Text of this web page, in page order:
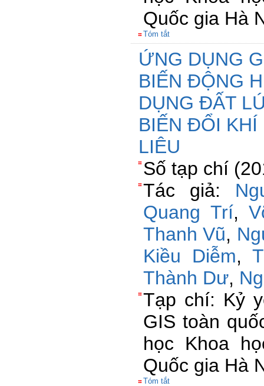
Quốc gia Hà
Tóm tắt
ỨNG DỤNG
BIẾN ĐỘNG
DỤNG ĐẤT
BIẾN ĐỔI KHÍ
LIÊU
Số tạp chí
Tác giả:
Quang Trí,
Thanh Vũ,
Kiều Diễm,
Thành Dư,
Tạp chí: Kỷ
GIS toàn
học Khoa
Quốc gia Hà
Tóm tắt